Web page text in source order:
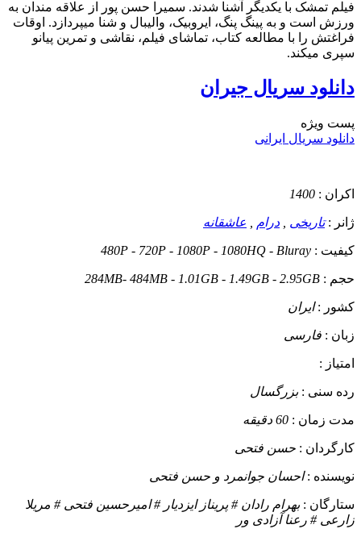
فیلم تمشک با یکدیگر آشنا شدند. سمیرا حسن پور از علاقه مندان به
ورزش است و به پینگ پنگ، ایروبیک، والیبال و شنا میپردازد. اوقات
فراغتش را با مطالعه کتاب، تماشای فیلم، نقاشی و تمرین پیانو
سپری میکند.
دانلود سریال جیران
پست ويژه
دانلود سریال ایرانی
اکران : 1400
ژانر :تاریخی درام عاشقانه
کیفیت : 480P - 720P - 1080P - 1080HQ - Bluray
حجم : 284MB- 484MB - 1.01GB - 1.49GB - 2.95GB
کشور :ایران
زبان : فارسی
امتیاز :
رده سنی :بزرگسال
مدت زمان : 60 دقیقه
کارگردان : حسن فتحی
نویسنده :احسان جوانمرد و حسن فتحی
ستارگان :بهرام رادان # پریناز ایزدیار # امیرحسین فتحی # مریلا
زارعی # رعنا آزادی ور